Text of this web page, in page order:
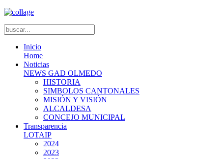
Inicio
Home
Noticias
NEWS GAD OLMEDO
HISTORIA
SIMBOLOS CANTONALES
MISIÓN Y VISIÓN
ALCALDESA
CONCEJO MUNICIPAL
Transparencia
LOTAIP
2024
2023